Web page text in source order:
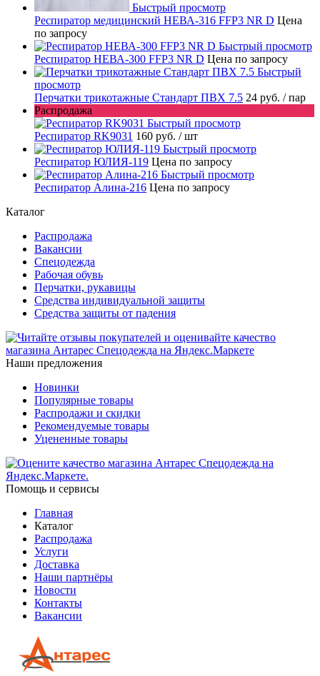
Быстрый просмотр
Респиратор медицинский НЕВА-316 FFP3 NR D Цена
по запросу
Быстрый просмотр
Респиратор НЕВА-300 FFP3 NR D Цена по запросу
Быстрый
просмотр
Перчатки трикотажные Стандарт ПВХ 7.5 24 руб. / пар
Распродажа
Быстрый просмотр
Респиратор RK9031 160 руб. / шт
Быстрый просмотр
Респиратор ЮЛИЯ-119 Цена по запросу
Быстрый просмотр
Респиратор Алина-216 Цена по запросу
Каталог
Распродажа
Вакансии
Спецодежда
Рабочая обувь
Перчатки, рукавицы
Средства индивидуальной защиты
Средства защиты от падения
Наши предложения
Новинки
Популярные товары
Распродажи и скидки
Рекомендуемые товары
Уцененные товары
Помощь и сервисы
Главная
Каталог
Распродажа
Услуги
Доставка
Наши партнёры
Новости
Контакты
Вакансии